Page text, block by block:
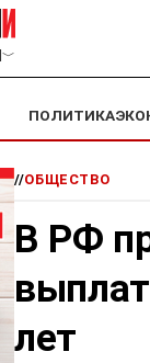
﹀
ПОЛИТИКА
//ОБЩЕСТВО
В РФ
лет